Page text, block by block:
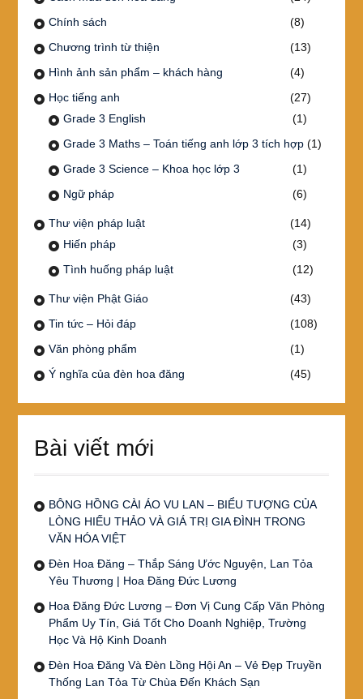
Chính sách
(8)
Chương trình từ thiện
(13)
Hình ảnh sản phẩm – khách hàng
(4)
Học tiếng anh
(27)
Grade 3 English
(1)
Grade 3 Maths – Toán tiếng anh lớp 3 tích hợp(1)
Grade 3 Science – Khoa học lớp 3
(1)
Ngữ pháp
(6)
Thư viện pháp luật
(14)
Hiến pháp
(3)
Tình huống pháp luật
(12)
Thư viện Phật Giáo
(43)
Tin tức – Hỏi đáp
(108)
Văn phòng phẩm
(1)
Ý nghĩa của đèn hoa đăng
(45)
Bài viết mới
BÔNG HỒNG CÀI ÁO VU LAN – BIỂU TƯỢNG CỦA
LÒNG HIẾU THẢO VÀ GIÁ TRỊ GIA ĐÌNH TRONG
VĂN HÓA VIỆT
Đèn Hoa Đăng – Thắp Sáng Ước Nguyện, Lan Tỏa
Yêu Thương | Hoa Đăng Đức Lương
Hoa Đăng Đức Lương – Đơn Vị Cung Cấp Văn Phòng
Phẩm Uy Tín, Giá Tốt Cho Doanh Nghiệp, Trường
Học Và Hộ Kinh Doanh
Đèn Hoa Đăng Và Đèn Lồng Hội An – Vẻ Đẹp Truyền
Thống Lan Tỏa Từ Chùa Đến Khách Sạn